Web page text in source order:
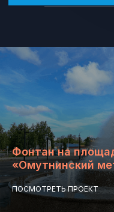
Фонтан на
«Омутнинский
ПОСМОТРЕТЬ ПРОЕКТ